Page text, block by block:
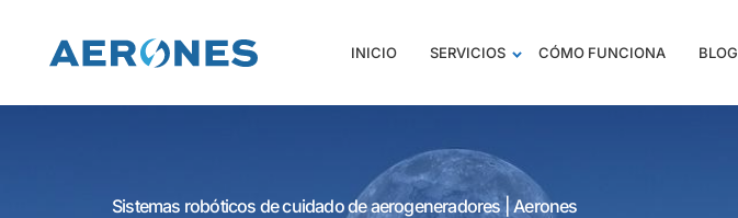
INICIO SERVICIOS CÓMO FUNCIONA BLOG
Sistemas robóticos de cuidado de aerogeneradores | Aerones